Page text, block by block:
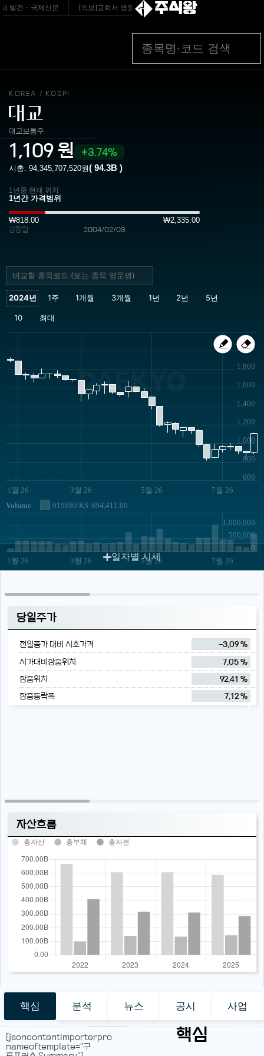
견 - 국제신문 [속보]교회서 병원 실려가 사망한 11세 어린이…함께 교회생
주식왕
KOREA / KOSPI
대교
대교보통주
1,109원 3.74%
시총: 94,345,707,520원( 94.3B )
1년중 현재 위치
₩818.00 ₩2,335.00
상장일 2004/02/03
DAEKYO
1월 26 3월 26 5월 26 7월 26
600
800
1,000
1,200
1,400
1,600
1,800
2,000
Volume 019680.KS 694,411.00
1월 26 3월 26 5월 26 7월 26
0
500,000
1,000,000
JS chart by amCharts
일자별 시세
당일주가
전일종가 대비 시초가격
-3.09 %
시가대비장중위치
7.05 %
장중위치
92.41 %
장중등락폭
7.12 %
자산흐름
총자산 총부채 총자본
핵심 분석 뉴스 공시 사업
핵심
[jsoncontentimporterpro
nameoftemplate="구